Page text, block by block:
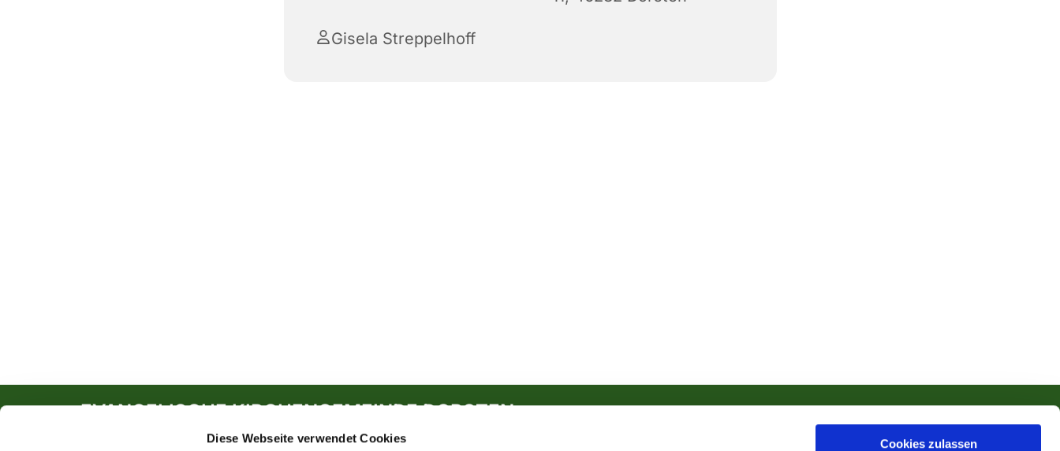
Diese Webseite verwendet Cookies Cookies zulassen
Gisela Streppelhoff
EVANGELISCHE KIRCHENGEMEINDE DORSTEN